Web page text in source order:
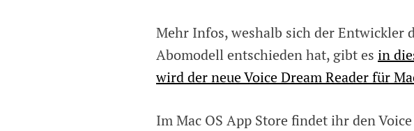
Mehr Infos, weshalb sich der Entwickler
Abomodell entschieden hat, gibt es in
wird der neue Voice Dream Reader für
Im Mac OS App Store findet ihr den